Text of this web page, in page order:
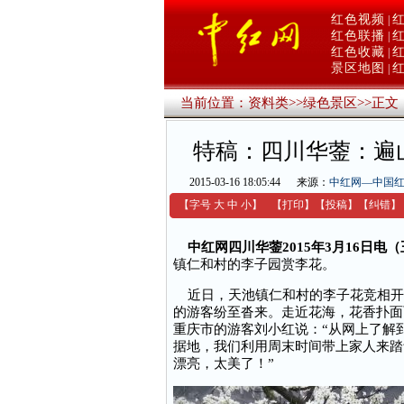
红色视频
红色联播
红色收藏
景区地图
当前位置：资料类>>绿色景区>>正文
特稿：四川华蓥：
2015-03-16 18:05:44 来源： 中红网—中国
【字号 大 中 小】 【打印 】 【投稿】 【纠错】
中红网四川华蓥2015年3月16日电
镇仁和村的李子园赏李花。
近日，天池镇仁和村的李子花竞相
的游客纷至沓来。走近花海，花香扑
重庆市的游客刘小红说：“从网上了解
据地，我们利用周末时间带上家人来
漂亮，太美了！”